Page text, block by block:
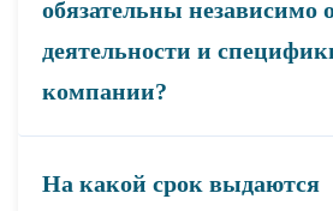
обязательны независимо
деятельности и
компании?
На какой срок выдаются